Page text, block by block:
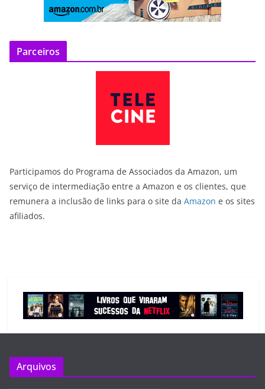
Parceiros
Participamos do Programa de Associados da Amazon, um
serviço de intermediação entre a Amazon e os clientes, que
remunera a inclusão de links para o site da Amazon e os sites
afiliados.
Arquivos